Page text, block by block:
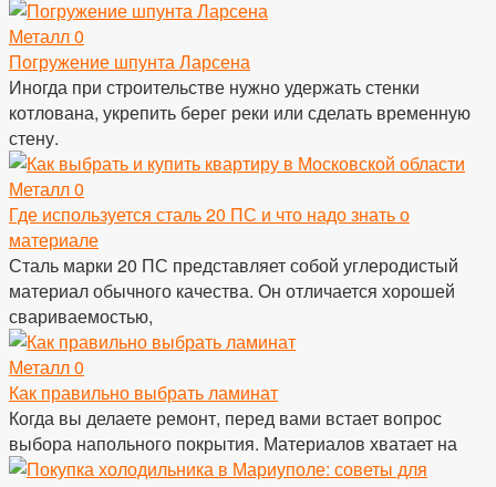
Металл0
Погружение шпунта Ларсена
Иногда при строительстве нужно удержать стенки
котлована, укрепить берег реки или сделать временную
стену.
Металл0
Где используется сталь 20 ПС и что надо знать о
материале
Сталь марки 20 ПС представляет собой углеродистый
материал обычного качества. Он отличается хорошей
свариваемостью,
Металл0
Как правильно выбрать ламинат
Когда вы делаете ремонт, перед вами встает вопрос
выбора напольного покрытия. Материалов хватает на